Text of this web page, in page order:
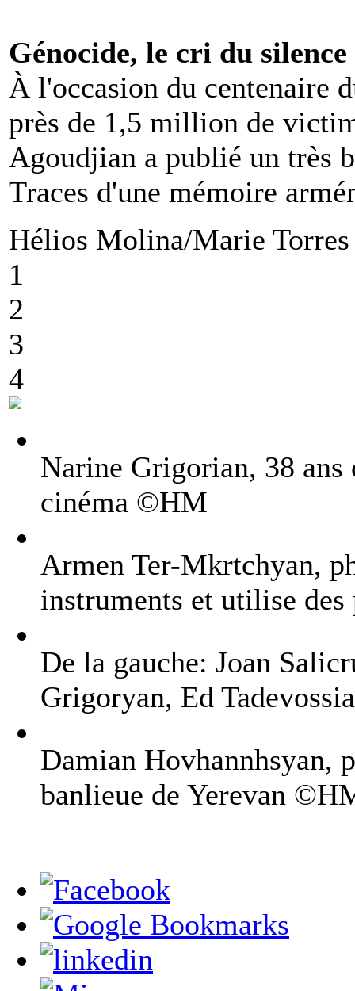
Génocide, le cri du
À l'occasion du centenaire
près de 1,5 million de
Agoudjian a publié un très
Traces d'une mémoire
Hélios Molina/Marie
1
2
3
4
Narine Grigorian, 38 ans
cinéma ©HM
Armen Ter-Mkrtchyan,
instruments et utilise des
De la gauche: Joan
Grigoryan, Ed
Damian Hovhannhsyan,
banlieue de Yerevan